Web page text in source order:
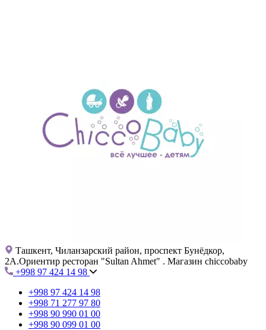
Ташкент, Чиланзарский район, проспект Бунёдкор,
2А.Ориентир ресторан "Sultan Ahmet" . Магазин chiccobaby
+998 97 424 14 98
+998 97 424 14 98
+998 71 277 97 80
+998 90 990 01 00
+998 90 099 01 00